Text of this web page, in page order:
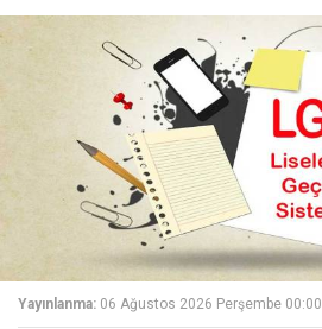
Yayınlanma: 06 Ağustos 2026 Perşembe 00:00